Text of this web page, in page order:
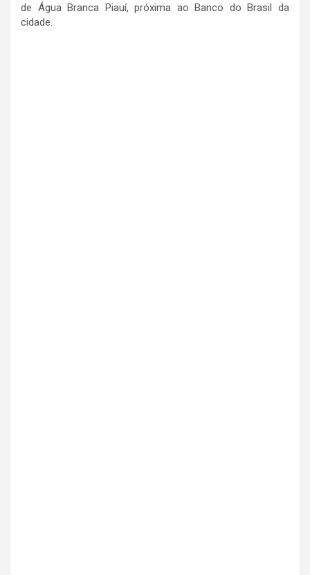
de Água Branca Piauí, próxima ao Banco do Brasil da
cidade.